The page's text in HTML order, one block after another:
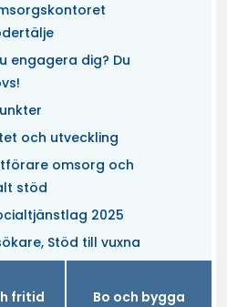
engagera dig? Du
och utveckling
omsorg och
stöd
2025
Stöd till vuxna
fritid Bo och bygga